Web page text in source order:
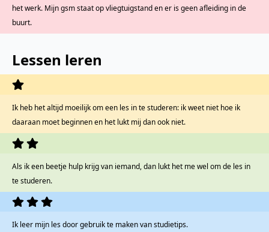
het werk. Mijn gsm staat op vliegtuigstand en er is geen afleiding in de
buurt.
Lessen leren
Ik heb het altijd moeilijk om een les in te studeren: ik weet niet hoe ik
daaraan moet beginnen en het lukt mij dan ook niet.
Als ik een beetje hulp krijg van iemand, dan lukt het me wel om de les in
te studeren.
Ik leer mijn les door gebruik te maken van studietips.